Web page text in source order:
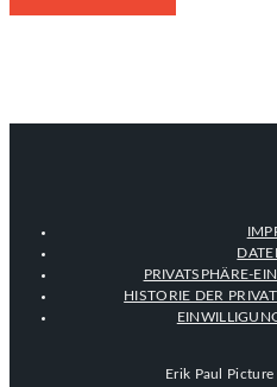
PRIVATSPHÄRE-
HISTORIE DER
Erik Paul Picture